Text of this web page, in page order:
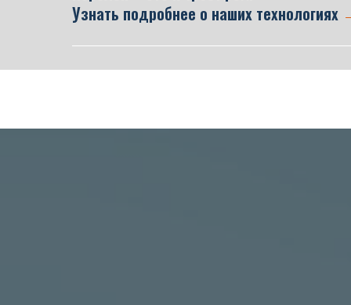
Узнать подробнее о наших технологиях